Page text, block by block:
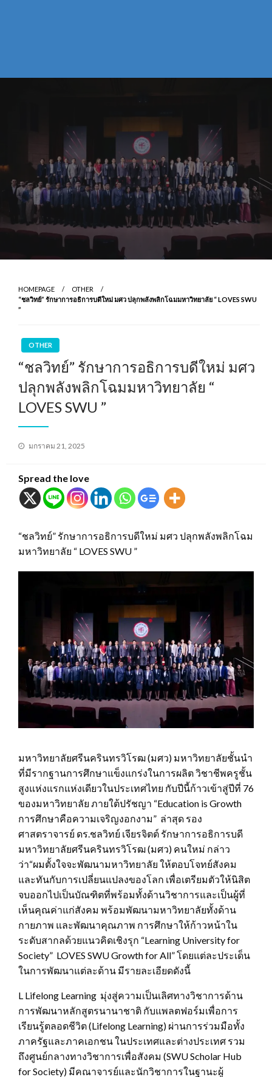
HOMEPAGE
OTHER
“ชลวิทย์” รักษาการอธิการบดีใหม่ มศว ปลุกพลังพลิกโฉมมหาวิทยาลัย “ LOVES SWU
”
OTHER
“ชลวิทย์” รักษาการอธิการบดีใหม่ มศว
ปลุกพลังพลิกโฉมมหาวิทยาลัย “
LOVES SWU ”
Posted
มกราคม 21, 2025
Spread the love
“ชลวิทย์” รักษาการอธิการบดีใหม่ มศว ปลุกพลังพลิกโฉม
มหาวิทยาลัย “ LOVES SWU ”
มหาวิทยาลัยศรีนครินทรวิโรฒ (มศว) มหาวิทยาลัยชั้นนำ
ที่มีรากฐานการศึกษาแข็งแกร่งในการผลิต วิชาชีพครูชั้น
สูงแห่งแรกแห่งเดียวในประเทศไทย กับปีนี้ก้าวเข้าสู่ปีที่ 76
ของมหาวิทยาลัย ภายใต้ปรัชญา “Education is Growth
การศึกษาคือความเจริญงอกงาม” ล่าสุด รอง
ศาสตราจารย์ ดร.ชลวิทย์ เจียรจิตต์ รักษาการอธิการบดี
มหาวิทยาลัยศรีนครินทรวิโรฒ (มศว) คนใหม่ กล่าว
ว่า“ผมตั้งใจจะพัฒนามหาวิทยาลัย ให้ตอบโจทย์สังคม
และทันกับการเปลี่ยนแปลงของโลก เพื่อเตรียมตัวให้นิสิต
จบออกไปเป็นบัณฑิตที่พร้อมทั้งด้านวิชาการและเป็นผู้ที่
เห็นคุณค่าแก่สังคม พร้อมพัฒนามหาวิทยาลัยทั้งด้าน
กายภาพ และพัฒนาคุณภาพ การศึกษาให้ก้าวหน้าใน
ระดับสากลด้วยแนวคิดเชิงรุก “Learning University for
Society” LOVES SWU Growth for All” โดยแต่ละประเด็น
ในการพัฒนาแต่ละด้าน มีรายละเอียดดังนี้
L Lifelong Learning มุ่งสู่ความเป็นเลิศทางวิชาการด้าน
การพัฒนาหลักสูตรนานาชาติ กับแพลตฟอร์มเพื่อการ
เรียนรู้ตลอดชีวิต (Lifelong Learning) ผ่านการร่วมมือทั้ง
ภาครัฐและภาคเอกชน ในประเทศและต่างประเทศ รวม
ถึงศูนย์กลางทางวิชาการเพื่อสังคม (SWU Scholar Hub
for Society) มีคณาจารย์และนักวิชาการในฐานะผู้